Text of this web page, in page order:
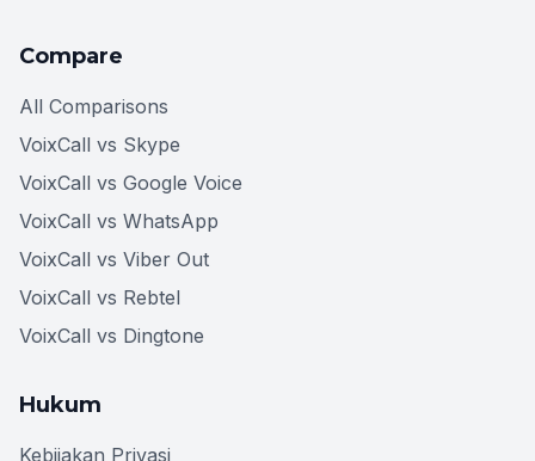
Compare
All Comparisons
VoixCall vs Skype
VoixCall vs Google Voice
VoixCall vs WhatsApp
VoixCall vs Viber Out
VoixCall vs Rebtel
VoixCall vs Dingtone
Hukum
Kebijakan Privasi